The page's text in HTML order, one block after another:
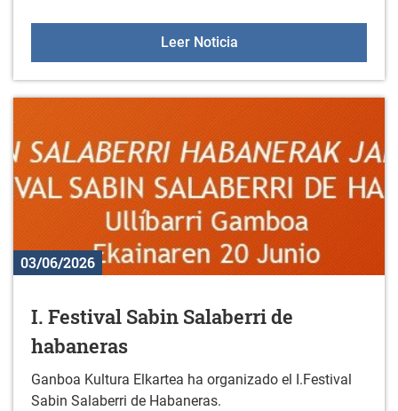
Leer NoticiaOpen zona Norte Trial
03/06/2026
I. Festival Sabin Salaberri de
habaneras
Ganboa Kultura Elkartea ha organizado el I.Festival
Sabin Salaberri de Habaneras.